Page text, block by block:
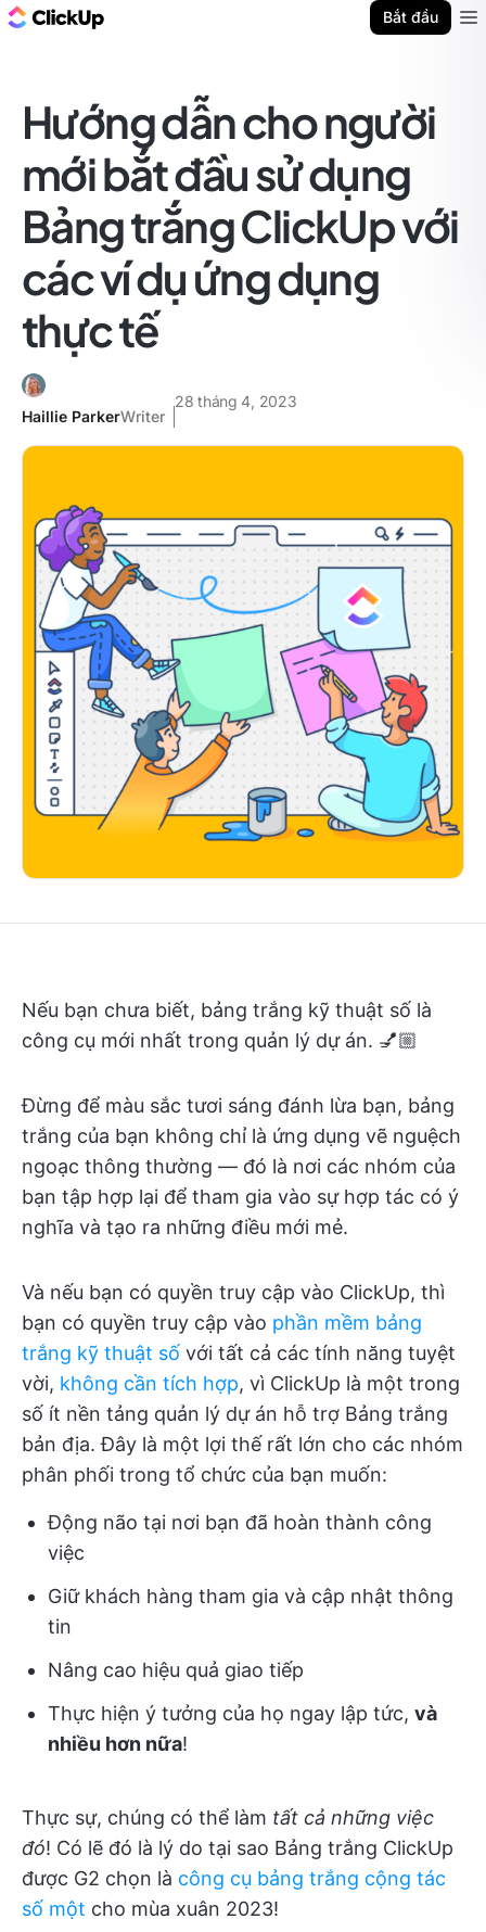
Bắt đầu
Hướng dẫn cho người
mới bắt đầu sử dụng
Bảng trắng ClickUp với
các ví dụ ứng dụng
thực tế
Haillie ParkerWriter
28 tháng 4, 2023
Nếu bạn chưa biết, bảng trắng kỹ thuật số là
công cụ mới nhất trong quản lý dự án. 💅🏼
Đừng để màu sắc tươi sáng đánh lừa bạn, bảng
trắng của bạn không chỉ là ứng dụng vẽ nguệch
ngoạc thông thường — đó là nơi các nhóm của
bạn tập hợp lại để tham gia vào sự hợp tác có ý
nghĩa và tạo ra những điều mới mẻ.
Và nếu bạn có quyền truy cập vào ClickUp, thì
bạn có quyền truy cập vào phần mềm bảng
trắng kỹ thuật số với tất cả các tính năng tuyệt
vời, không cần tích hợp, vì ClickUp là một trong
số ít nền tảng quản lý dự án hỗ trợ Bảng trắng
bản địa. Đây là một lợi thế rất lớn cho các nhóm
phân phối trong tổ chức của bạn muốn:
Động não tại nơi bạn đã hoàn thành công
việc
Giữ khách hàng tham gia và cập nhật thông
tin
Nâng cao hiệu quả giao tiếp
Thực hiện ý tưởng của họ ngay lập tức, và
nhiều hơn nữa!
Thực sự, chúng có thể làm tất cả những việc
đó! Có lẽ đó là lý do tại sao Bảng trắng ClickUp
được G2 chọn là công cụ bảng trắng cộng tác
số một cho mùa xuân 2023!